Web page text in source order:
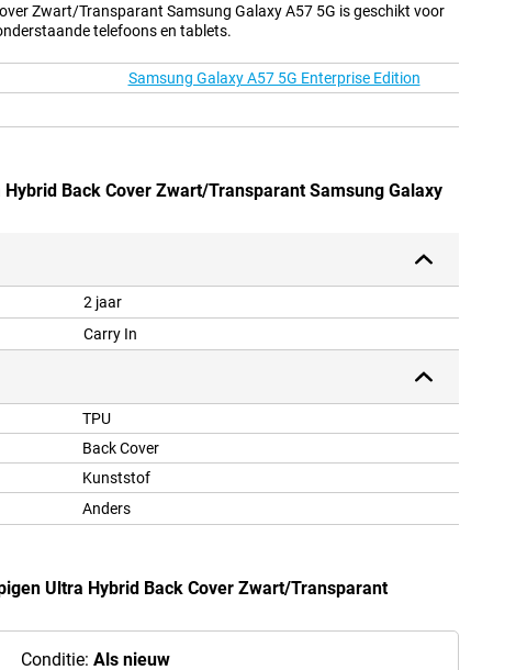
Zwart/Transparant Samsung Galaxy A57 5G is geschikt voor
telefoons en tablets.
Samsung Galaxy A57 5G Enterprise Edition
Back Cover Zwart/Transparant Samsung Galaxy
2 jaar
Carry In
TPU
Back Cover
Kunststof
Anders
Ultra Hybrid Back Cover Zwart/Transparant
Conditie: Als nieuw